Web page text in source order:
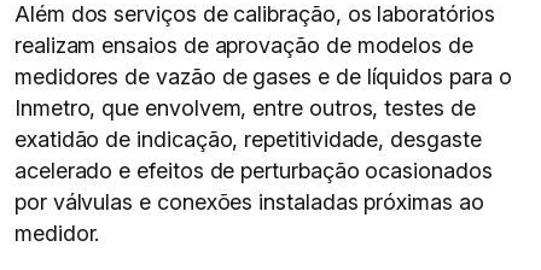
Além dos serviços de calibração, os laboratórios
realizam ensaios de aprovação de modelos de
medidores de vazão de gases e de líquidos para o
Inmetro, que envolvem, entre outros, testes de
exatidão de indicação, repetitividade, desgaste
acelerado e efeitos de perturbação ocasionados
por válvulas e conexões instaladas próximas ao
medidor.